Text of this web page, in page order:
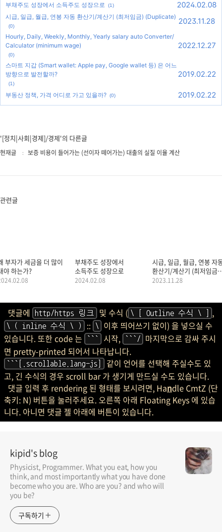
부채주도 성장에서 소득주도 성장으로 (1) 2024.02.08
시급, 일급, 월급, 연봉 자동 환산기/계산기 (최저임금) (Duplicate)
(0)
2023.11.28
Hourly, Daily, Weekly, Monthly, Yearly salary auto Converter/
Calculator (minimum wage)
(0)
2022.12.27
스마트 지갑 (Smart wallet: Apple pay, Google wallet 등) 은 어느
방향으로 발전할까?
(1)
2019.02.22
부동산 정책, 가격 어디로 가고 있을까? (0) 2019.02.22
'[정치|사회|경제]/경제'의 다른글
현재글 보증 비용이 들어가는 (선이자 떼어가는) 대출의 실질 이율 계산
관련글
부자가 세금을 더 많이
야 하는가?
부채주도 성장에서
소득주도 성장으로
2024.02.08
시급, 일급, 월급, 연봉 자
환산기/계산기 (최저임금)
(Duplicate)
2023.11.28
댓글에 http/https 링크 및 수식 ( \ [ Outline 수식 \ ] ,
\ ( inline 수식 \ ) :: \
이후 띄어쓰기 없이) 을 넣으실 수
있습니다. 또한 code 는
``` 시작, ```/
마지막으로 감싸 주시
면 pretty-printed 되어서 나타납니다.
```[.scrollable.lang-js]
같이 언어를 선택해 주실수도 있
고, 긴 수식의 경우 scroll bar 가 생기게 만드실 수도 있습니다.
댓글 입력 후 rendering 된 형태를 보시려면, Handle CmtZ (단
축키: N) 버튼을 눌러주세요. 오른쪽 아래 Floating Keys 에 있습
니다. 아니면 댓글 젤 아래에 버튼이 있습니다.
kipid's blog
Physicist, Programmer. What you eat, how you
think, and most importantly what you have done
become who you are. Who are you? and who will
you be?
구독하기